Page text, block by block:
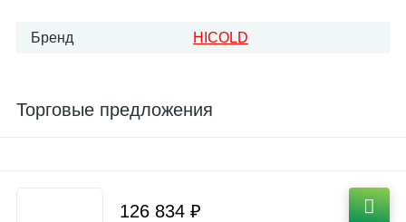
Бренд HICOLD
Торговые предложения
126 834 ₽